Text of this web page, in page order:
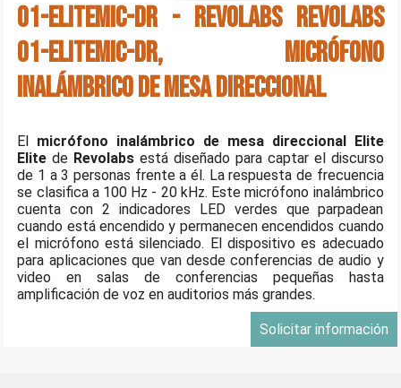
01-ELITEMIC-DR - Revolabs Revolabs
01-ELITEMIC-DR, Micrófono
inalámbrico de mesa direccional
El micrófono inalámbrico de mesa direccional Elite
Elite de Revolabs está diseñado para captar el discurso
de 1 a 3 personas frente a él. La respuesta de frecuencia
se clasifica a 100 Hz - 20 kHz. Este micrófono inalámbrico
cuenta con 2 indicadores LED verdes que parpadean
cuando está encendido y permanecen encendidos cuando
el micrófono está silenciado. El dispositivo es adecuado
para aplicaciones que van desde conferencias de audio y
video en salas de conferencias pequeñas hasta
amplificación de voz en auditorios más grandes.
Solicitar información